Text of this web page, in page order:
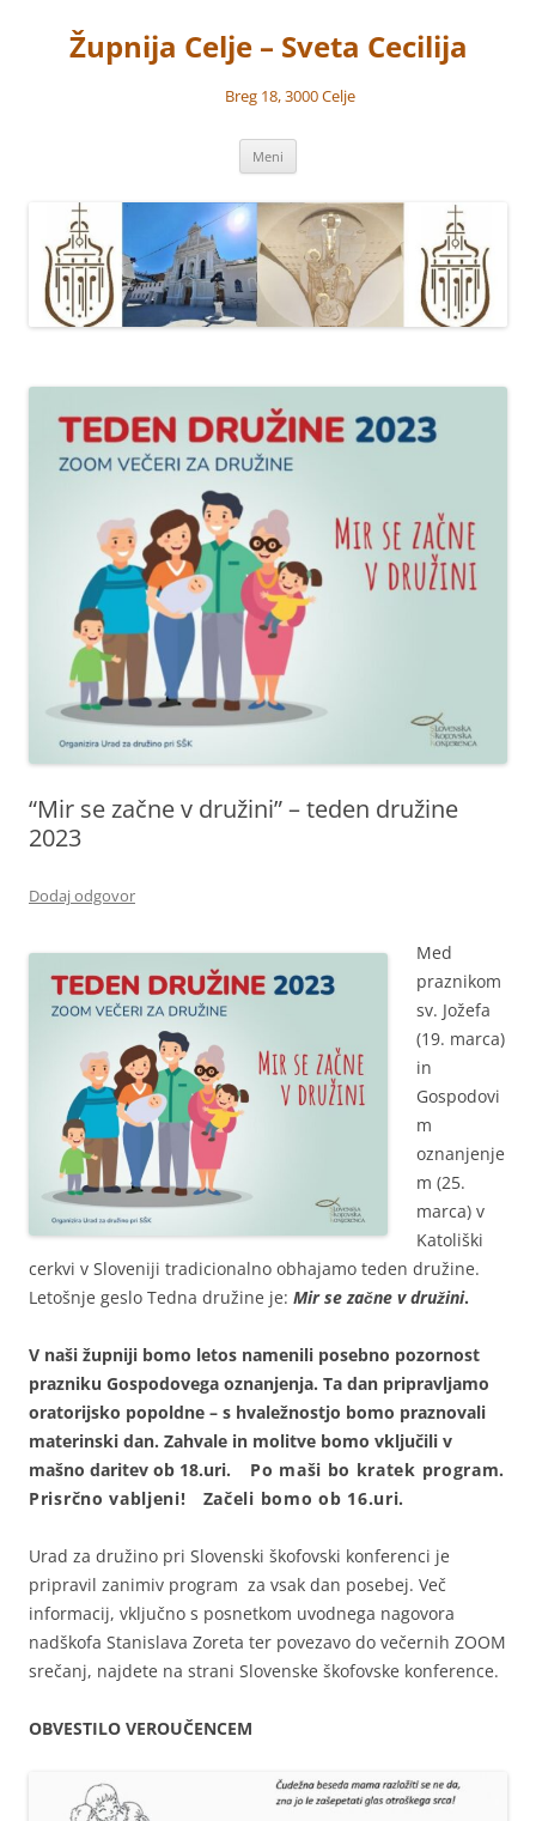
vsebinoŽupnija Celje – Sveta Cecilija
Breg 18, 3000 Celje
Meni
“Mir se začne v družini” – teden družine
2023
Dodaj odgovor
Med
praznikom
sv. Jožefa
(19. marca)
in
Gospodovi
m
oznanjenje
m (25.
marca) v
Katoliški
cerkvi v Sloveniji tradicionalno obhajamo teden družine.
Letošnje geslo Tedna družine je: Mir se začne v družini.
V naši župniji bomo letos namenili posebno pozornost
prazniku Gospodovega oznanjenja. Ta dan pripravljamo
oratorijsko popoldne – s hvaležnostjo bomo praznovali
materinski dan. Zahvale in molitve bomo vključili v
mašno daritev ob 18.uri. Po maši bo kratek program.
Prisrčno vabljeni! Začeli bomo ob 16.uri.
Urad za družino pri Slovenski škofovski konferenci je
pripravil zanimiv program za vsak dan posebej. Več
informacij, vključno s posnetkom uvodnega nagovora
nadškofa Stanislava Zoreta ter povezavo do večernih ZOOM
srečanj, najdete na strani Slovenske škofovske konference.
OBVESTILO VEROUČENCEM